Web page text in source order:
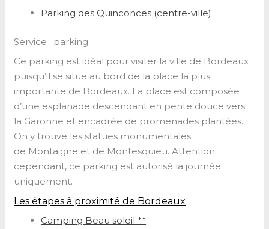
Parking des Quinconces (centre-ville)
Service : parking
Ce parking est idéal pour visiter la ville de Bordeaux
puisqu’il se situe au bord de la place la plus
importante de Bordeaux. La place est composée
d’une esplanade descendant en pente douce vers
la Garonne et encadrée de promenades plantées.
On y trouve les statues monumentales
de Montaigne et de Montesquieu. Attention
cependant, ce parking est autorisé la journée
uniquement.
Les étapes à proximité de Bordeaux
Camping Beau soleil **